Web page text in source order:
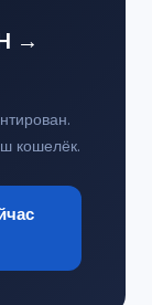
→
кошелёк.